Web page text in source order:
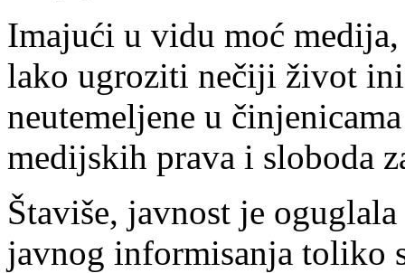
Imajući u vidu moć
lako ugroziti nečiji život
neutemeljene u
medijskih prava i sloboda
Štaviše, javnost je
javnog informisanja toliko